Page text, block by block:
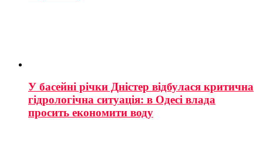
У басейні річки Дністер відбулася критична
гідрологічна ситуація: в Одесі влада
просить економити воду